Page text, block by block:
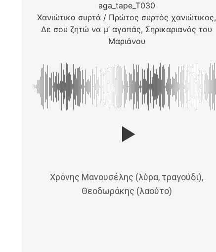
aga_tape_T030
Χανιώτικα συρτά / Πρώτος συρτός χανιώτικος,
Δε σου ζητώ να μ’ αγαπάς, Σηρικαριανός του
Μαριάνου
Χρόνης Μανουσέλης (λύρα, τραγούδι),
Θεοδωράκης (λαούτο)